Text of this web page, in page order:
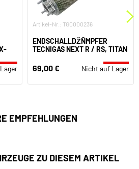
Artikel-Nr.: TG0000236
ENDSCHALLDŽÑMPFER
TECNIGAS NEXT R / RS, TITAN
69,00 € Nicht auf Lager
EMPFEHLUNGEN
ZU DIESEM ARTIKEL